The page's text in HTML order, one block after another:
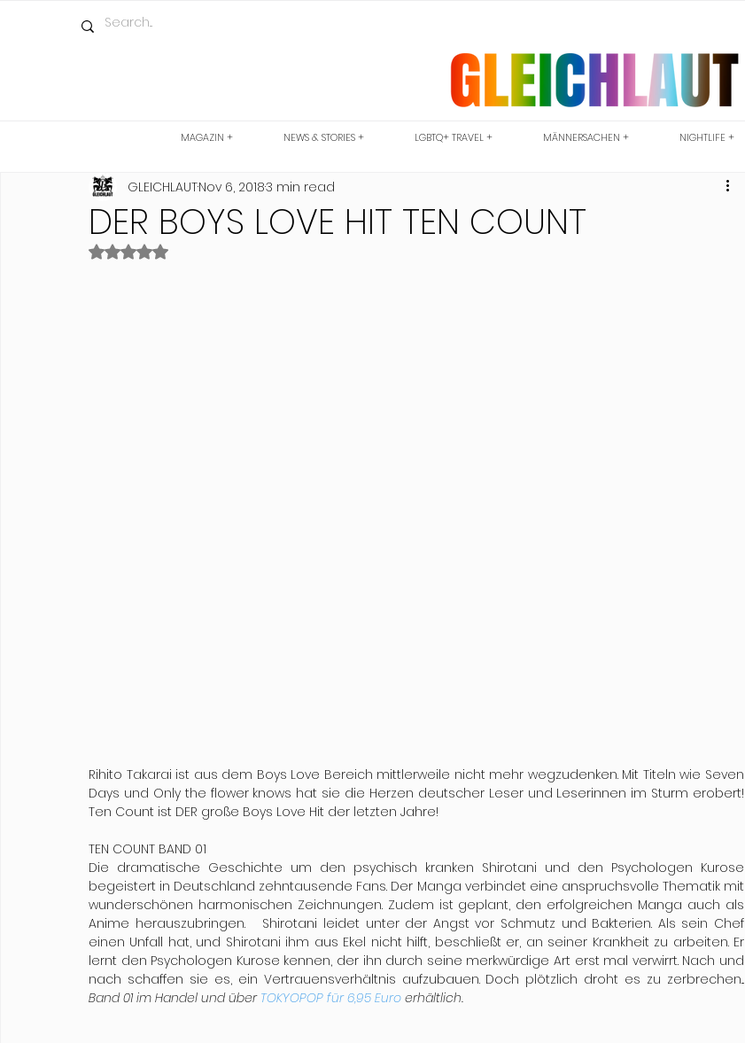
MAGAZIN + NEWS & STORIES + LGBTQ+ TRAVEL + MÄNNERSACHEN + NIGHTLIFE +
DER BOYS LOVE HIT TEN COUNT
GLEICHLAUTNov 6, 20183 min read
Rated NaN out of 5 stars.
Rihito Takarai ist aus dem Boys Love Bereich mittlerweile nicht mehr wegzudenken. Mit Titeln wie Seven
Days und Only the flower knows hat sie die Herzen deutscher Leser und Leserinnen im Sturm erobert!
Ten Count ist DER große Boys Love Hit der letzten Jahre!
TEN COUNT BAND 01
Die dramatische Geschichte um den psychisch kranken Shirotani und den Psychologen Kurose
begeistert in Deutschland zehntausende Fans. Der Manga verbindet eine anspruchsvolle Thematik mit
wunderschönen harmonischen Zeichnungen. Zudem ist geplant, den erfolgreichen Manga auch als
Anime herauszubringen.   Shirotani leidet unter der Angst vor Schmutz und Bakterien. Als sein Chef
einen Unfall hat, und Shirotani ihm aus Ekel nicht hilft, beschließt er, an seiner Krankheit zu arbeiten. Er
lernt den Psychologen Kurose kennen, der ihn durch seine merkwürdige Art erst mal verwirrt. Nach und
Band 01 im Handel und über TOKYOPOP für 6,95 Euro erhältlich.